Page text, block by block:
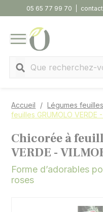
05 65 77 99 70
MENU
Accueil Légumes feuilles
feuilles GRUMOLO VERDE
Chicorée à
VERDE -
Forme d’adorables
roses
Panneau de gestion des